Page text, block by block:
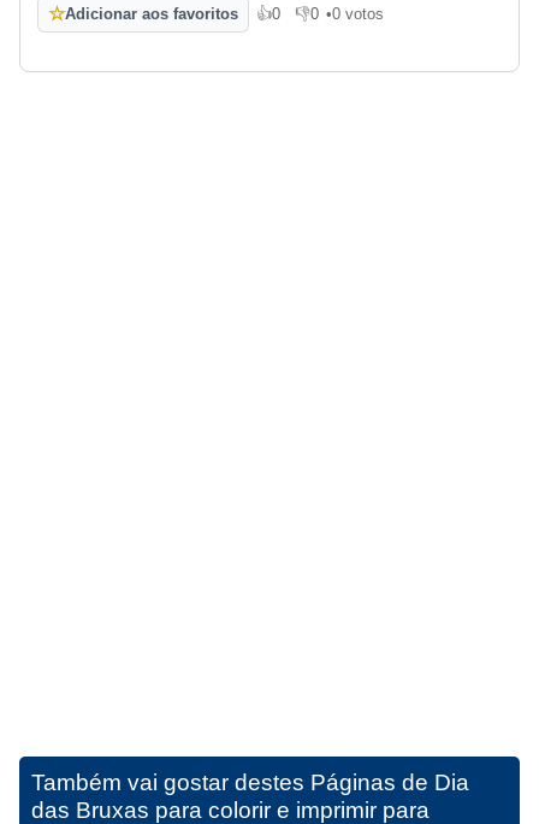
☆Adicionar aos favoritos 👍0
Gosto 👎0
Não gosto
•0 votos
Também vai gostar destes Páginas de Dia
das Bruxas para colorir e imprimir para